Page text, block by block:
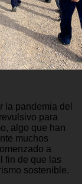
la pandemia del
para
algo que han
muchos
a
fin de que las
sostenible.